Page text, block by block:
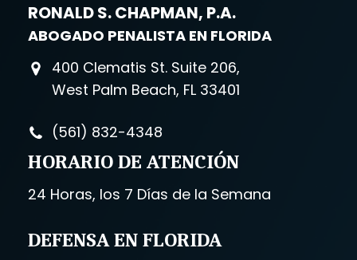
RONALD S. CHAPMAN, P.A.
ABOGADO PENALISTA EN FLORIDA
400 Clematis St. Suite 206,
West Palm Beach, FL 33401
(561) 832-4348
HORARIO DE ATENCIÓN
24 Horas, los 7 Días de la Semana
DEFENSA EN FLORIDA